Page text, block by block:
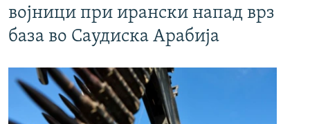
војници при ирански напад врз
база во Саудиска Арабија